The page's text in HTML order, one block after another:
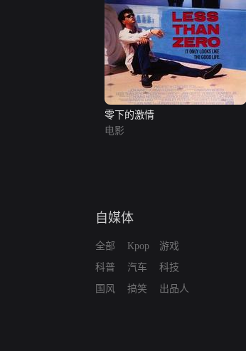
零下的激情
电影
自媒体
全部
科普
国风
Kpop
汽车
搞笑
游戏
科技
出品人